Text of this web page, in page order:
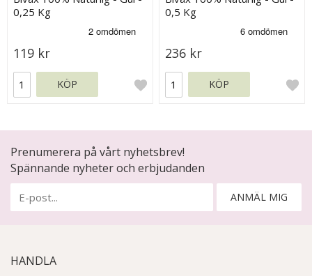
0,25 Kg
119 kr
KÖP
0,5 Kg
236 kr
KÖP
Prenumerera på vårt nyhetsbrev!
Spännande nyheter och erbjudanden
ANMÄL MIG
HANDLA